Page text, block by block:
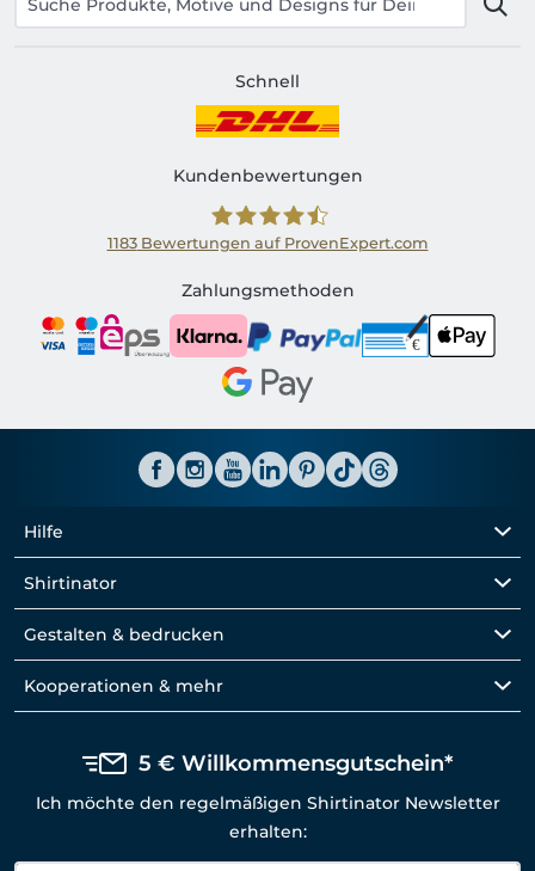
Schnell
Kundenbewertungen
Shirtinator AT
1183Bewertungen auf ProvenExpert.com
Zahlungsmethoden
Hilfe
Shirtinator
Gestalten & bedrucken
Kooperationen & mehr
5 € Willkommensgutschein*
Ich möchte den regelmäßigen Shirtinator Newsletter
erhalten: